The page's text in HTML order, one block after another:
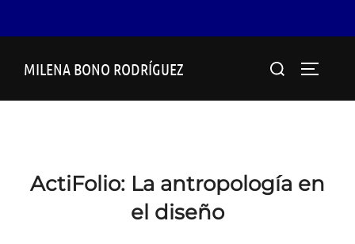
MILENA BONO RODRÍGUEZ Buscar:
ActiFolio: La antropología en
el diseño